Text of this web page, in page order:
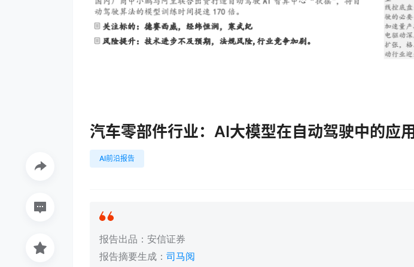
汽车零部件行业：AI大模型在自动驾驶中的应用
AI前沿报告
报告出品：安信证券
报告摘要生成： 司马阅